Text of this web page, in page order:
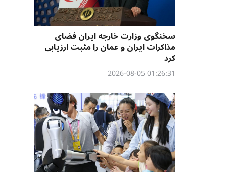
سخنگوی وزارت خارجه ایران فضای
مذاکرات ایران و عمان را مثبت ارزیابی
کرد
01:26:31 2026-08-05